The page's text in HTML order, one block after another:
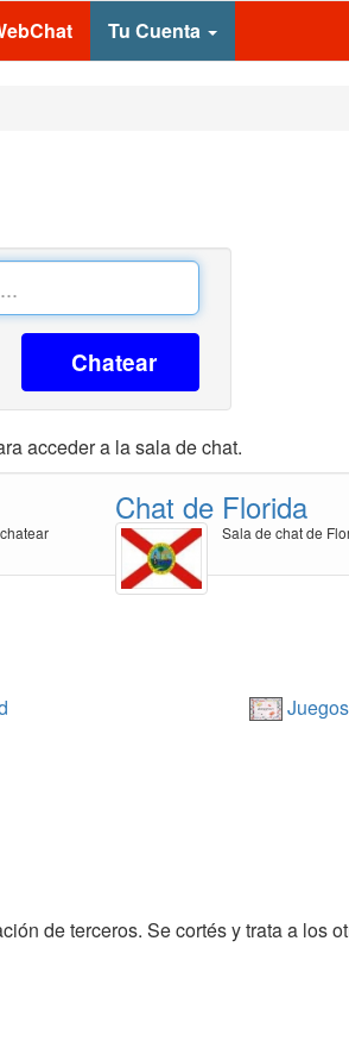
Tu Cuenta
Chatear
acceder a la sala de chat.
Chat de Florida
Sala de chat de
Juegos
de terceros. Se cortés y trata a los